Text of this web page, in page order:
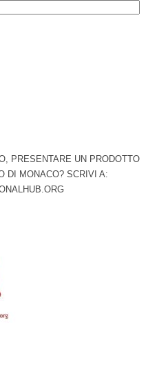
PRESENTARE UN PRODOTTO
DI MONACO? SCRIVI A: